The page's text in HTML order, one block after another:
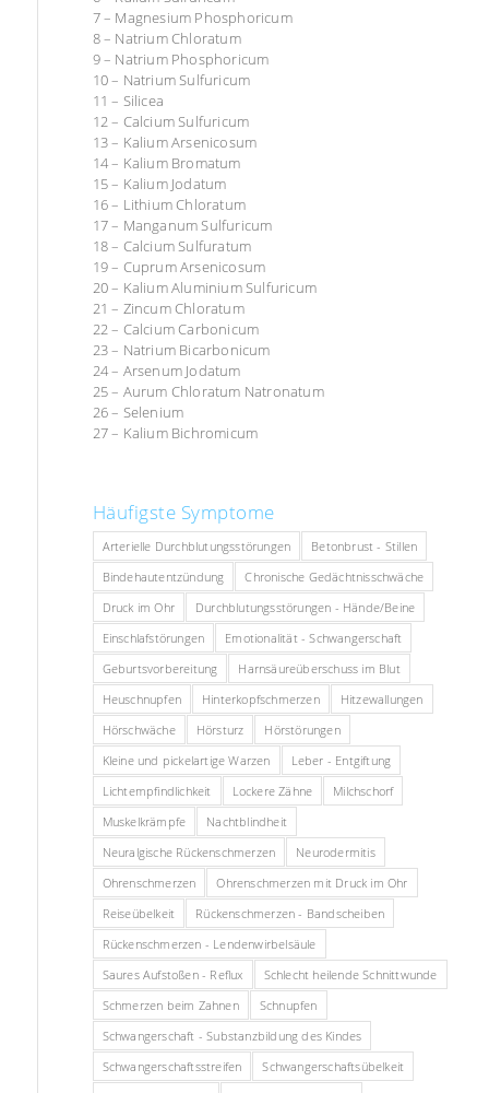
7 – Magnesium Phosphoricum
8 – Natrium Chloratum
9 – Natrium Phosphoricum
10 – Natrium Sulfuricum
11 – Silicea
12 – Calcium Sulfuricum
13 – Kalium Arsenicosum
14 – Kalium Bromatum
15 – Kalium Jodatum
16 – Lithium Chloratum
17 – Manganum Sulfuricum
18 – Calcium Sulfuratum
19 – Cuprum Arsenicosum
20 – Kalium Aluminium Sulfuricum
21 – Zincum Chloratum
22 – Calcium Carbonicum
23 – Natrium Bicarbonicum
24 – Arsenum Jodatum
25 – Aurum Chloratum Natronatum
26 – Selenium
27 – Kalium Bichromicum
Häufigste Symptome
Arterielle Durchblutungsstörungen
Betonbrust - Stillen
Bindehautentzündung
Chronische Gedächtnisschwäche
Druck im Ohr
Durchblutungsstörungen - Hände/Beine
Einschlafstörungen
Emotionalität - Schwangerschaft
Geburtsvorbereitung
Harnsäureüberschuss im Blut
Heuschnupfen
Hinterkopfschmerzen
Hitzewallungen
Hörschwäche
Hörsturz
Hörstörungen
Kleine und pickelartige Warzen
Leber - Entgiftung
Lichtempfindlichkeit
Lockere Zähne
Milchschorf
Muskelkrämpfe
Nachtblindheit
Neuralgische Rückenschmerzen
Neurodermitis
Ohrenschmerzen
Ohrenschmerzen mit Druck im Ohr
Reiseübelkeit
Rückenschmerzen - Bandscheiben
Rückenschmerzen - Lendenwirbelsäule
Saures Aufstoßen - Reflux
Schlecht heilende Schnittwunde
Schmerzen beim Zahnen
Schnupfen
Schwangerschaft - Substanzbildung des Kindes
Schwangerschaftsstreifen
Schwangerschaftsübelkeit